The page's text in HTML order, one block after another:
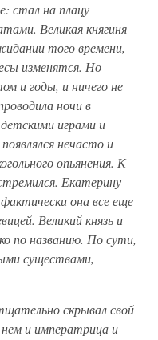
стал на плацу
Великая княгиня
того времени,
изменятся. Но
и годы, и ничего не
ночи в
играми и
нечасто и
опьянения. К
Екатерину
она все еще
Великий князь и
по названию. По сути,
существами,
скрывал свой
и императрица и